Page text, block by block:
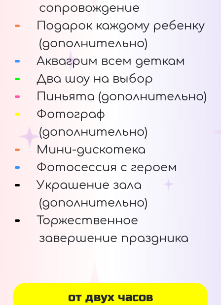
сопровождение
Подарок каждому ребенку
(дополнительно)
Аквагрим всем деткам
Два шоу на выбор
Пиньята (дополнительно)
Фотограф
(дополнительно)
Мини-дискотека
Фотосессия с героем
Украшение зала
(дополнительно)
Торжественное
завершение праздника
от двух часов